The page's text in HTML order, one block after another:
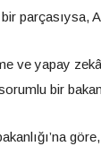
parçasıysa,
ve yapay
bir